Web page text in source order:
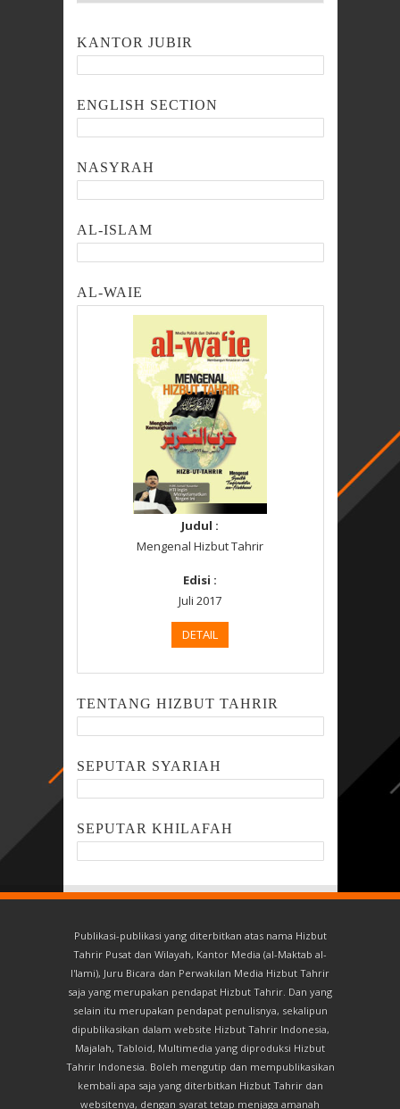
KANTOR JUBIR
ENGLISH SECTION
NASYRAH
AL-ISLAM
AL-WAIE
Judul :
Mengenal Hizbut Tahrir
Edisi :
Juli 2017
DETAIL
TENTANG HIZBUT TAHRIR
SEPUTAR SYARIAH
SEPUTAR KHILAFAH
Publikasi-publikasi yang diterbitkan atas nama Hizbut
Tahrir Pusat dan Wilayah, Kantor Media (al-Maktab al-
I'lami), Juru Bicara dan Perwakilan Media Hizbut Tahrir
saja yang merupakan pendapat Hizbut Tahrir. Dan yang
selain itu merupakan pendapat penulisnya, sekalipun
dipublikasikan dalam website Hizbut Tahrir Indonesia,
Majalah, Tabloid, Multimedia yang diproduksi Hizbut
Tahrir Indonesia. Boleh mengutip dan mempublikasikan
kembali apa saja yang diterbitkan Hizbut Tahrir dan
websitenya, dengan syarat tetap menjaga amanah